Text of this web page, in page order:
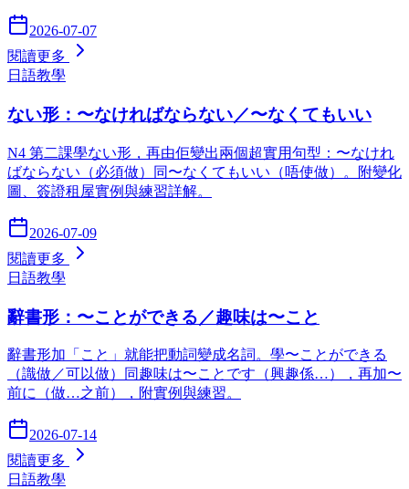
2026-07-07
閱讀更多
日語教學
ない形：〜なければならない／〜なくてもいい
N4 第二課學ない形，再由佢變出兩個超實用句型：〜なけれ
ばならない（必須做）同〜なくてもいい（唔使做）。附變化
圖、簽證租屋實例與練習詳解。
2026-07-09
閱讀更多
日語教學
辭書形：〜ことができる／趣味は〜こと
辭書形加「こと」就能把動詞變成名詞。學〜ことができる
（識做／可以做）同趣味は〜ことです（興趣係…），再加〜
前に（做…之前），附實例與練習。
2026-07-14
閱讀更多
日語教學